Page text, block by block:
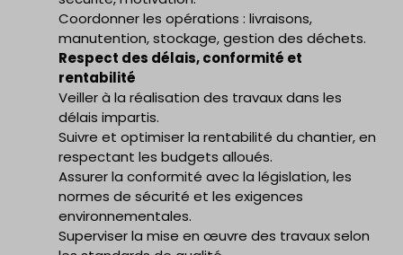
Coordonner les opérations : livraisons,
manutention, stockage, gestion des déchets.
Respect des délais, conformité et
rentabilité
Veiller à la réalisation des travaux dans les
délais impartis.
Suivre et optimiser la rentabilité du chantier, en
respectant les budgets alloués.
Assurer la conformité avec la législation, les
normes de sécurité et les exigences
environnementales.
Superviser la mise en œuvre des travaux selon